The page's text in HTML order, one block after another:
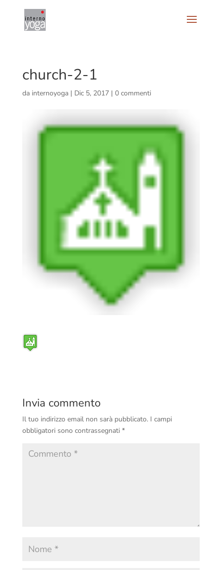
church-2-1
da internoyoga| Dic 5, 2017| 0 commenti
Invia commento
Il tuo indirizzo email non sarà pubblicato. I campi
obbligatori sono contrassegnati *